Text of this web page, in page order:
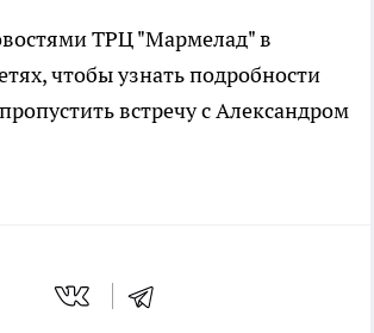
ТРЦ "Мармелад" в
чтобы узнать подробности
встречу с Александром